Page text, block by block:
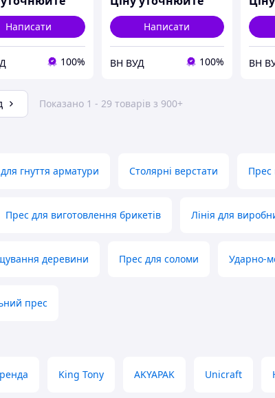
Написати
100%
Написати
ВН ВУД 100% ВН
Показано 1 - 29 товарів з 900+
гнуття арматури Столярні верстати Прес
Прес для виготовлення брикетів Лінія для
деревини Прес для соломи Ударно-
прес
King Tony AKYAPAK Unicraft